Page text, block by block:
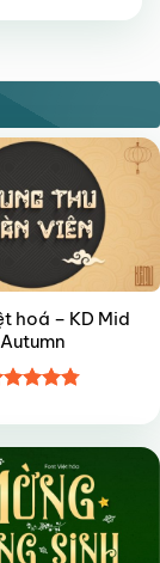
hoá – KD Mid
Autumn
4.85